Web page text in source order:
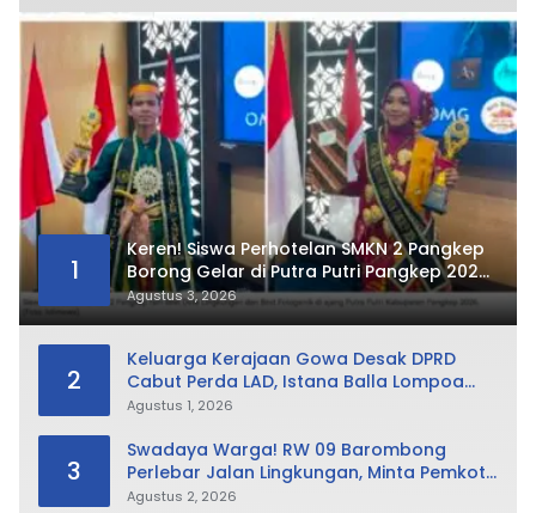
1
Keren! Siswa Perhotelan SMKN 2 Pangkep
Borong Gelar di Putra Putri Pangkep 2026,
Sabet Best Duta Lingkungan dan
Fotogenik
Agustus 3, 2026
2
Keluarga Kerajaan Gowa Desak DPRD
Cabut Perda LAD, Istana Balla Lompoa
Diminta Dikembalikan
Agustus 1, 2026
3
Swadaya Warga! RW 09 Barombong
Perlebar Jalan Lingkungan, Minta Pemkot
Tak Hanya Fokus Urusan Sampah
Agustus 2, 2026